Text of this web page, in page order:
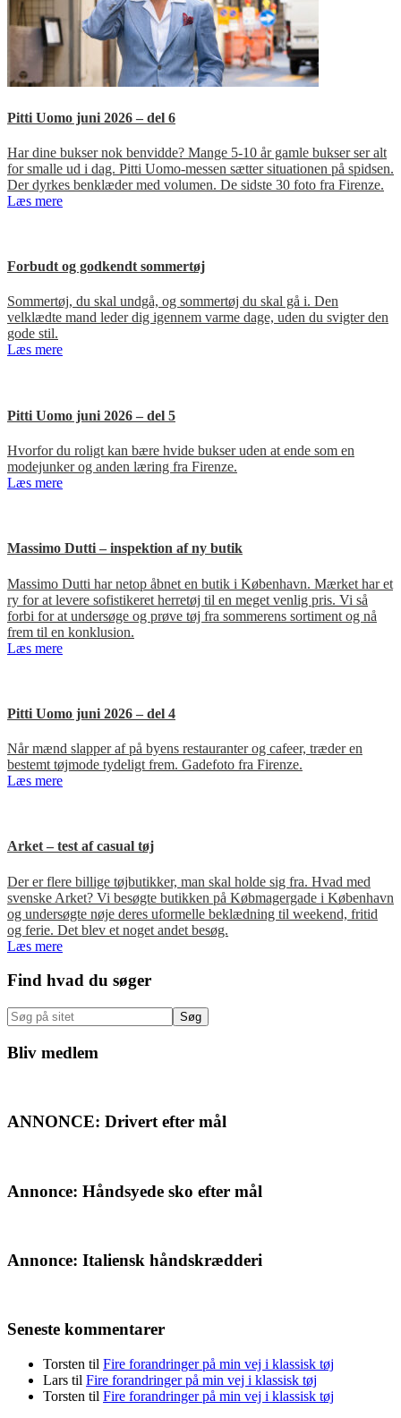
Pitti Uomo juni 2026 – del 6
Har dine bukser nok benvidde? Mange 5-10 år gamle bukser ser alt
for smalle ud i dag. Pitti Uomo-messen sætter situationen på spidsen.
Der dyrkes benklæder med volumen. De sidste 30 foto fra Firenze.
Læs mere
Forbudt og godkendt sommertøj
Sommertøj, du skal undgå, og sommertøj du skal gå i. Den
velklædte mand leder dig igennem varme dage, uden du svigter den
gode stil.
Læs mere
Pitti Uomo juni 2026 – del 5
Hvorfor du roligt kan bære hvide bukser uden at ende som en
modejunker og anden læring fra Firenze.
Læs mere
Massimo Dutti – inspektion af ny butik
Massimo Dutti har netop åbnet en butik i København. Mærket har et
ry for at levere sofistikeret herretøj til en meget venlig pris. Vi så
forbi for at undersøge og prøve tøj fra sommerens sortiment og nå
frem til en konklusion.
Læs mere
Pitti Uomo juni 2026 – del 4
Når mænd slapper af på byens restauranter og cafeer, træder en
bestemt tøjmode tydeligt frem. Gadefoto fra Firenze.
Læs mere
Arket – test af casual tøj
Der er flere billige tøjbutikker, man skal holde sig fra. Hvad med
svenske Arket? Vi besøgte butikken på Købmagergade i København
og undersøgte nøje deres uformelle beklædning til weekend, fritid
og ferie. Det blev et noget andet besøg.
Læs mere
Primær
Sidebar
Find hvad du søger
Søg
på
sitet
Bliv medlem
ANNONCE: Drivert efter mål
Annonce: Håndsyede sko efter mål
Annonce: Italiensk håndskrædderi
Seneste kommentarer
Torsten til Fire forandringer på min vej i klassisk tøj
Lars til Fire forandringer på min vej i klassisk tøj
Torsten til Fire forandringer på min vej i klassisk tøj